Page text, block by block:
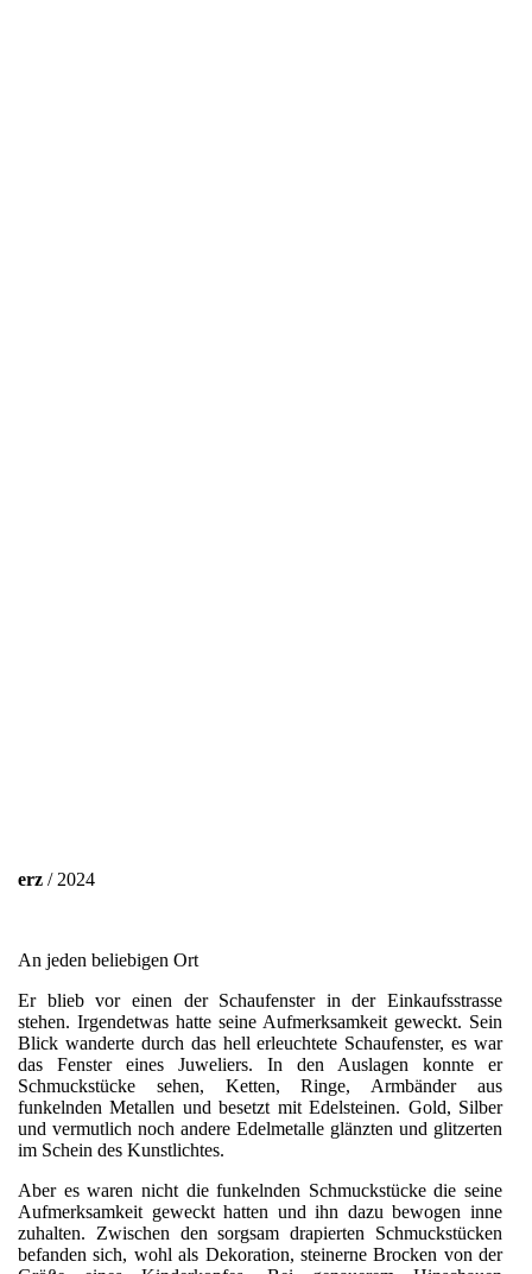
erz / 2024
An jeden beliebigen Ort
Er blieb vor einen der Schaufenster in der Einkaufsstrasse
stehen. Irgendetwas hatte seine Aufmerksamkeit geweckt. Sein
Blick wanderte durch das hell erleuchtete Schaufenster, es war
das Fenster eines Juweliers. In den Auslagen konnte er
Schmuckstücke sehen, Ketten, Ringe, Armbänder aus
funkelnden Metallen und besetzt mit Edelsteinen. Gold, Silber
und vermutlich noch andere Edelmetalle glänzten und glitzerten
im Schein des Kunstlichtes.
Aber es waren nicht die funkelnden Schmuckstücke die seine
Aufmerksamkeit geweckt hatten und ihn dazu bewogen inne
zuhalten. Zwischen den sorgsam drapierten Schmuckstücken
befanden sich, wohl als Dekoration, steinerne Brocken von der